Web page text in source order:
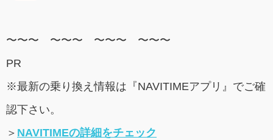
〜〜〜 〜〜〜 〜〜〜 〜〜〜
PR
※最新の乗り換え情報は『NAVITIMEアプリ』でご確
認下さい。
＞ NAVITIMEの詳細をチェック